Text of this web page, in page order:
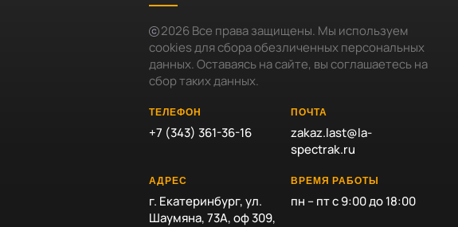
2026Все права защищены. Мы используем
cookies для сбора обезличенных персональных
данных. Оставаясь на сайте, вы соглашаетесь на
сбор таких данных.
ТЕЛЕФОН
+7 (343) 361-36-16
ПОЧТА
zakaz.last@la-
spectrak.ru
АДРЕС
г. Екатеринбург, ул.
Шаумяна, 73А, оф 309,
ВРЕМЯ РАБОТЫ
пн – пт с 9:00 до 18:00